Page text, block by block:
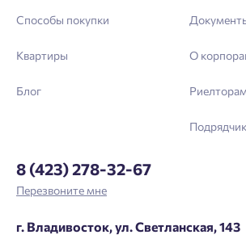
Способы покупки
Квартиры
Блог
О
8 (423) 278-32-67
Перезвоните мне
г. Владивосток, ул. Светланская, 143